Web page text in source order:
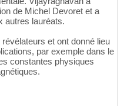
de Michel Devoret et a
autres lauréats.
et ont donné lieu
par exemple dans le
constantes physiques